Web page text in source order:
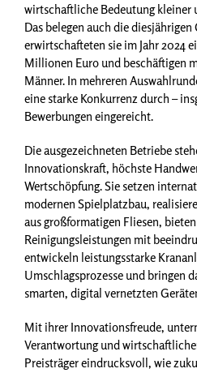
wirtschaftliche Bedeutung
Das belegen auch die
erwirtschafteten sie im Jahr 2024
Millionen Euro und beschäftigen
Männer. In mehreren
eine starke Konkurrenz durch –
Bewerbungen eingereicht.
Die ausgezeichneten Betriebe
Innovationskraft, höchste
Wertschöpfung. Sie setzen
modernen Spielplatzbau,
aus großformatigen Fliesen,
Reinigungsleistungen mit
entwickeln leistungsstarke
Umschlagsprozesse und bringen
smarten, digital vernetzten
Mit ihrer Innovationsfreude,
Verantwortung und
Preisträger eindrucksvoll, wie